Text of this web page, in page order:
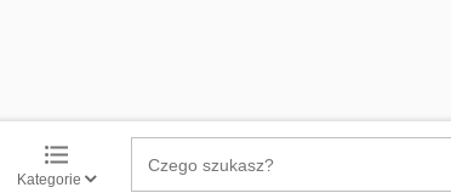
Kategorie